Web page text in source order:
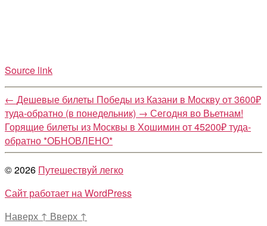
Source link
← Дешевые билеты Победы из Казани в Москву от 3600₽
туда-обратно (в понедельник) → Сегодня во Вьетнам!
Горящие билеты из Москвы в Хошимин от 45200₽ туда-
обратно *ОБНОВЛЕНО*
© 2026 Путешествуй легко
Сайт работает на WordPress
Наверх ↑ Вверх ↑